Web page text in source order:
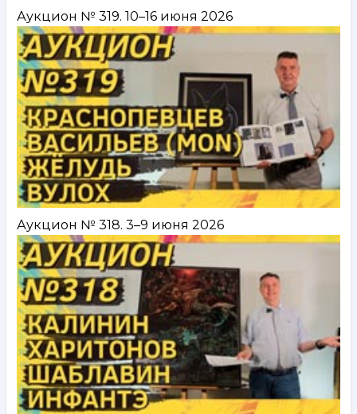
Аукцион № 319. 10–16 июня 2026
Аукцион № 318. 3–9 июня 2026